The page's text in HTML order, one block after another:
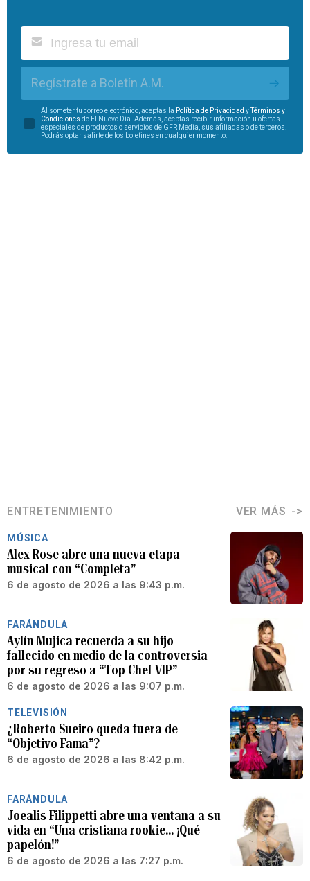
Regístrate a Boletín A.M.
Al someter tu correo electrónico, aceptas la Política de Privacidad yTérminos y
Condiciones de El Nuevo Día. Además, aceptas recibir información u ofertas
especiales de productos o servicios de GFR Media, sus afiliadas o de terceros.
Podrás optar salirte de los boletines en cualquier momento.
ENTRETENIMIENTO VER MÁS
MÚSICA
Alex Rose abre una nueva etapa
musical con “Completa”
6 de agosto de 2026 a las 9:43 p.m.
FARÁNDULA
Aylín Mujica recuerda a su hijo
fallecido en medio de la controversia
por su regreso a “Top Chef VIP”
6 de agosto de 2026 a las 9:07 p.m.
TELEVISIÓN
¿Roberto Sueiro queda fuera de
“Objetivo Fama”?
6 de agosto de 2026 a las 8:42 p.m.
FARÁNDULA
Joealis Filippetti abre una ventana a su
vida en “Una cristiana rookie… ¡Qué
papelón!”
6 de agosto de 2026 a las 7:27 p.m.